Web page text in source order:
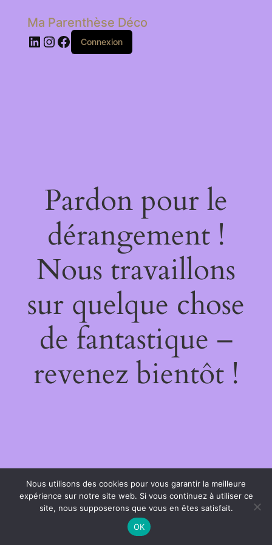
Ma Parenthèse Déco
LinkedIn
Instagram
Facebook
Connexion
Pardon pour le
dérangement !
Nous travaillons
sur quelque chose
de fantastique –
revenez bientôt !
Nous utilisons des cookies pour vous garantir la meilleure
expérience sur notre site web. Si vous continuez à utiliser ce
site, nous supposerons que vous en êtes satisfait.
OK